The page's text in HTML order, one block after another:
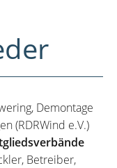
Demontage
(RDRWind e.V.)
Betreiber,